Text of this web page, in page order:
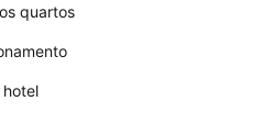
quartos
hotel